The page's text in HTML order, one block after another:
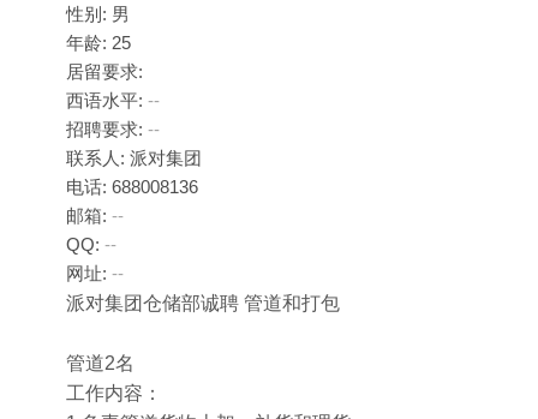
性别: 男
年龄: 25
居留要求:
西语水平: --
招聘要求: --
联系人: 派对集团
电话: 688008136
邮箱: --
QQ: --
网址: --
派对集团仓储部诚聘 管道和打包
管道2名
工作内容：